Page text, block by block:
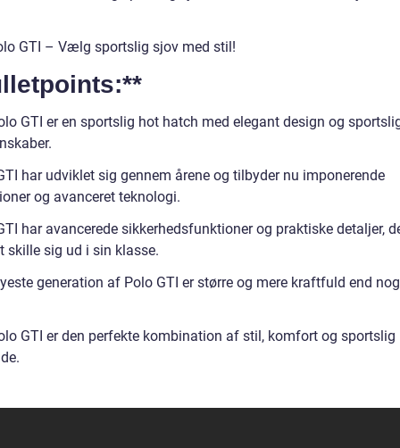
GTI – Vælg sportslig sjov med stil!
GTI er en sportslig hot hatch med elegant design og
har udviklet sig gennem årene og tilbyder nu imponerende
og avanceret teknologi.
har avancerede sikkerhedsfunktioner og praktiske detaljer,
skille sig ud i sin klasse.
generation af Polo GTI er større og mere kraftfuld end
GTI er den perfekte kombination af stil, komfort og sportslig